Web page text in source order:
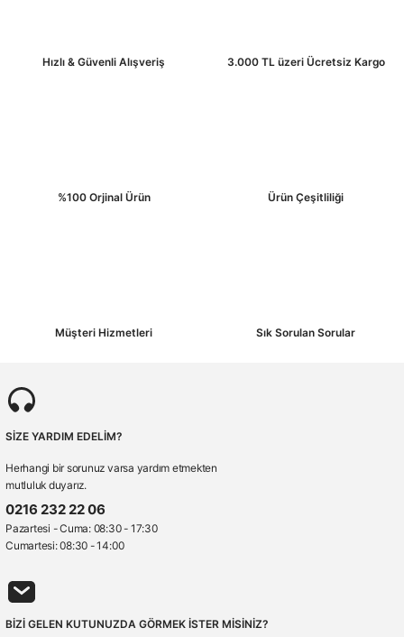
1.189,00 ₺
Hızlı & Güvenli Alışveriş 3.000 TL üzeri Ücretsiz Kargo
%100 Orjinal Ürün Ürün Çeşitliliği
Müşteri Hizmetleri Sık Sorulan Sorular
SİZE YARDIM EDELİM?
Herhangi bir sorunuz varsa yardım etmekten
mutluluk duyarız.
0216 232 22 06
Pazartesi - Cuma: 08:30 - 17:30
Cumartesi: 08:30 - 14:00
BİZİ GELEN KUTUNUZDA GÖRMEK İSTER MİSİNİZ?